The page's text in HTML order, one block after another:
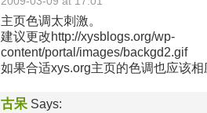
主页色调太刺激。
建议更改http://xysblogs.org/wp-
content/portal/images/backgd2.gif
如果合适xys.org主页的色调也应该
古呆 Says: